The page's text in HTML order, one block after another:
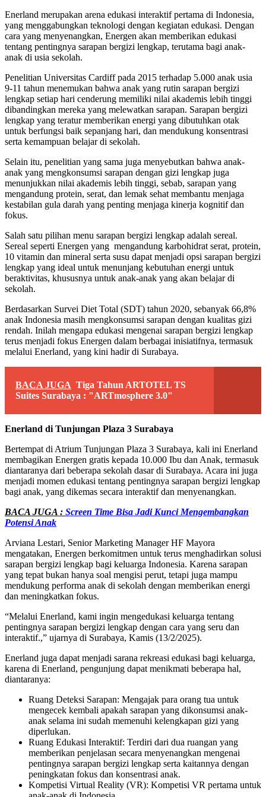
Enerland merupakan arena edukasi interaktif pertama di Indonesia,
yang menggabungkan teknologi dengan kegiatan edukasi. Dengan
cara yang menyenangkan, Energen akan memberikan edukasi
tentang pentingnya sarapan bergizi lengkap, terutama bagi anak-
anak di usia sekolah.
Penelitian Universitas Cardiff pada 2015 terhadap 5.000 anak usia
9-11 tahun menemukan bahwa anak yang rutin sarapan bergizi
lengkap setiap hari cenderung memiliki nilai akademis lebih tinggi
dibandingkan mereka yang melewatkan sarapan. Sarapan bergizi
lengkap yang teratur memberikan energi yang dibutuhkan otak
untuk berfungsi baik sepanjang hari, dan mendukung konsentrasi
serta kemampuan belajar di sekolah.
Selain itu, penelitian yang sama juga menyebutkan bahwa anak-
anak yang mengkonsumsi sarapan dengan gizi lengkap juga
menunjukkan nilai akademis lebih tinggi, sebab, sarapan yang
mengandung protein, serat, dan lemak sehat membantu menjaga
kestabilan gula darah yang penting menjaga kinerja kognitif dan
fokus.
Salah satu pilihan menu sarapan bergizi lengkap adalah sereal.
Sereal seperti Energen yang mengandung karbohidrat serat, protein,
10 vitamin dan mineral serta susu dapat menjadi opsi sarapan bergizi
lengkap yang ideal untuk menunjang kebutuhan energi untuk
beraktivitas, khususnya untuk anak-anak yang akan belajar di
sekolah.
Berdasarkan Survei Diet Total (SDT) tahun 2020, sebanyak 66,8%
anak Indonesia masih mengkonsumsi sarapan dengan kualitas gizi
rendah. Inilah mengapa edukasi mengenai sarapan bergizi lengkap
terus menjadi fokus Energen dalam berbagai inisiatifnya, termasuk
melalui Enerland, yang kini hadir di Surabaya.
BACA JUGA Tiga Tahun ARTOTEL TS
Suites Surabaya : "ARTmosphere 3.0"
Enerland di Tunjungan Plaza 3 Surabaya
Bertempat di Atrium Tunjungan Plaza 3 Surabaya, kali ini Enerland
membagikan Energen gratis kepada 10.000 Ibu dan Anak, termasuk
diantaranya dari beberapa sekolah dasar di Surabaya. Acara ini juga
menjadi momen edukasi tentang pentingnya sarapan bergizi lengkap
bagi anak, yang dikemas secara interaktif dan menyenangkan.
BACA JUGA : Screen Time Bisa Jadi Kunci Mengembangkan
Potensi Anak
Arviana Lestari, Senior Marketing Manager HF Mayora
mengatakan, Energen berkomitmen untuk terus menghadirkan solusi
sarapan bergizi lengkap bagi keluarga Indonesia. Karena sarapan
yang tepat bukan hanya soal mengisi perut, tetapi juga mampu
mendukung performa anak di sekolah dengan memberikan energi
dan meningkatkan fokus.
“Melalui Enerland, kami ingin mengedukasi keluarga tentang
pentingnya sarapan bergizi lengkap dengan cara yang seru dan
interaktif.,” ujarnya di Surabaya, Kamis (13/2/2025).
Enerland juga dapat menjadi sarana rekreasi edukasi bagi keluarga,
karena di Enerland, pengunjung dapat menikmati beberapa hal,
diantaranya:
Ruang Deteksi Sarapan: Mengajak para orang tua untuk
mengecek kembali apakah sarapan yang dikonsumsi anak-
anak selama ini sudah memenuhi kelengkapan gizi yang
diperlukan.
Ruang Edukasi Interaktif: Terdiri dari dua ruangan yang
memberikan penjelasan secara menyenangkan mengenai
pentingnya sarapan bergizi lengkap serta kaitannya dengan
peningkatan fokus dan konsentrasi anak.
Kompetisi Virtual Reality (VR): Kompetisi VR pertama untuk